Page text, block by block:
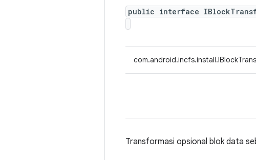
public interface
Transformasi opsional blok data